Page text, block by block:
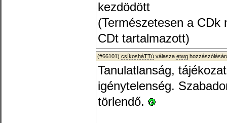
kezdödött
(Természetesen a CDk
CDt tartalmazott)
(#66101) csíkosháTTú válasza etwg
Tanulatlanság,
igénytelenség.
törlendő.